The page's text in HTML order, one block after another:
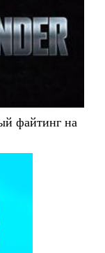
файтинг на